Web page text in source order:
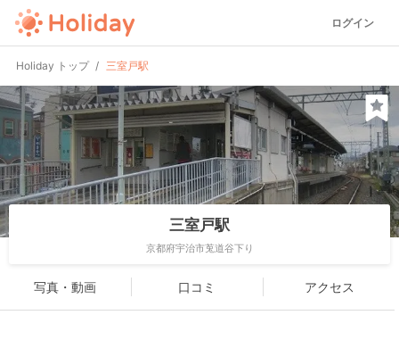
ログイン
Holiday トップ 三室戸駅
三室戸駅
京都府宇治市莵道谷下り
写真・動画 口コミ アクセス